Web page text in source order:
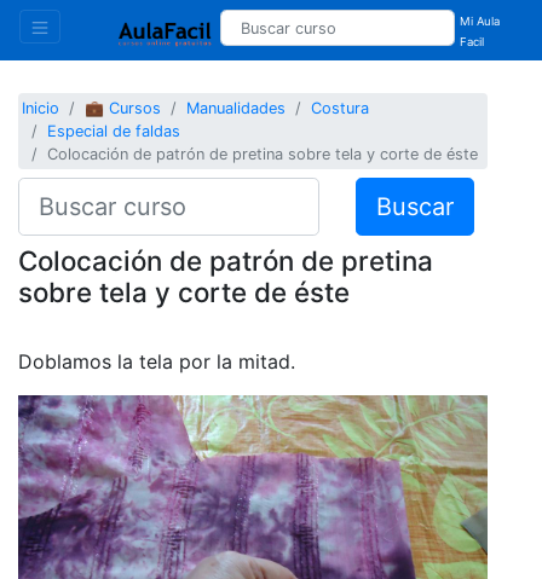
Mi Aula
Facil
Inicio 💼 Cursos Manualidades
Costura
Especial de faldas
Colocación de patrón de pretina sobre tela y corte de éste
Buscar
Colocación de patrón de pretina
sobre tela y corte de éste
Doblamos la tela por la mitad.